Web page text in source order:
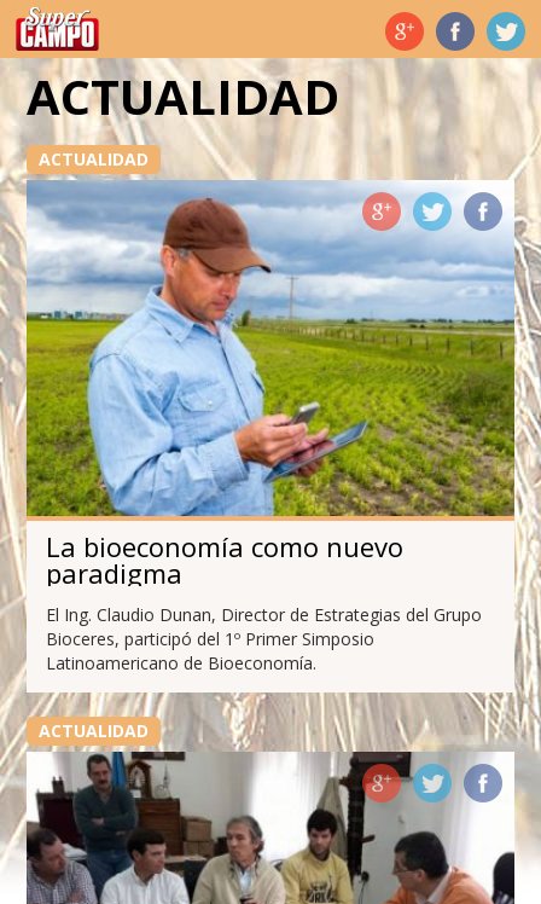
Temas de hoy
ACTUALIDAD
ACTUALIDAD
La bioeconomía como nuevo
paradigma
El Ing. Claudio Dunan, Director de Estrategias del Grupo
Bioceres, participó del 1º Primer Simposio
Latinoamericano de Bioeconomía.
ACTUALIDAD